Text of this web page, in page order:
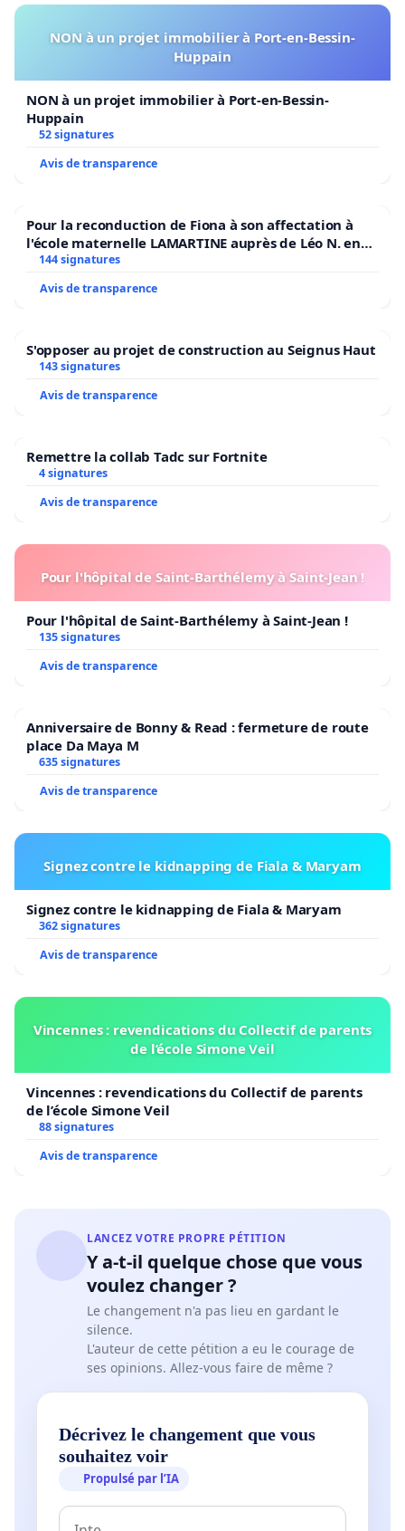
NON à un projet immobilier à Port-en-Bessin-
Huppain
NON à un projet immobilier à Port-en-Bessin-
Huppain
52 signatures
Avis de transparence
Pour la reconduction de Fiona à son affectation à
l'école maternelle LAMARTINE auprès de Léo N. en
2026/2027
144 signatures
Avis de transparence
S'opposer au projet de construction au Seignus Haut
143 signatures
Avis de transparence
Remettre la collab Tadc sur Fortnite
4 signatures
Avis de transparence
Pour l'hôpital de Saint-Barthélemy à Saint-Jean !
Pour l'hôpital de Saint-Barthélemy à Saint-Jean !
135 signatures
Avis de transparence
Anniversaire de Bonny & Read : fermeture de route
place Da Maya M
635 signatures
Avis de transparence
Signez contre le kidnapping de Fiala & Maryam
Signez contre le kidnapping de Fiala & Maryam
362 signatures
Avis de transparence
Vincennes : revendications du Collectif de parents
de l’école Simone Veil
Vincennes : revendications du Collectif de parents
de l’école Simone Veil
88 signatures
Avis de transparence
LANCEZ VOTRE PROPRE PÉTITION
Y a-t-il quelque chose que vous
voulez changer ?
Le changement n'a pas lieu en gardant le
silence.
L'auteur de cette pétition a eu le courage de
ses opinions. Allez-vous faire de même ?
Décrivez le changement que vous
souhaitez voir
Propulsé par l’IA